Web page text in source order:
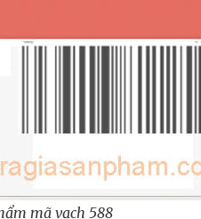
mã vạch 588